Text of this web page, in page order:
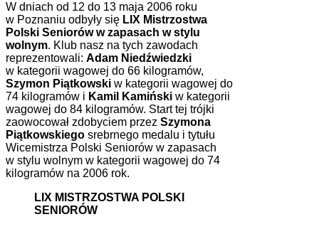
W dniach od 12 do 13 maja 2006 roku
w Poznaniu odbyły się LIX Mistrzostwa
Polski Seniorów w zapasach w stylu
wolnym. Klub nasz na tych zawodach
reprezentowali: Adam Niedźwiedzki
w kategorii wagowej do 66 kilogramów,
Szymon Piątkowski w kategorii wagowej do
74 kilogramów i Kamil Kamiński w kategorii
wagowej do 84 kilogramów. Start tej trójki
zaowocował zdobyciem przez Szymona
Piątkowskiego srebrnego medalu i tytułu
Wicemistrza Polski Seniorów w zapasach
w stylu wolnym w kategorii wagowej do 74
kilogramów na 2006 rok.
LIX MISTRZOSTWA POLSKI
SENIORÓW